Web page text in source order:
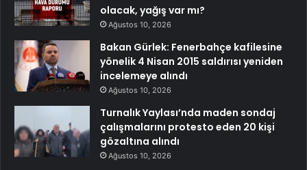
olacak, yağış var mı?
Ağustos 10, 2026
Bakan Gürlek: Fenerbahçe kafilesine
yönelik 4 Nisan 2015 saldırısı yeniden
incelemeye alındı
Ağustos 10, 2026
Turnalık Yaylası’nda maden sondaj
çalışmalarını protesto eden 20 kişi
gözaltına alındı
Ağustos 10, 2026